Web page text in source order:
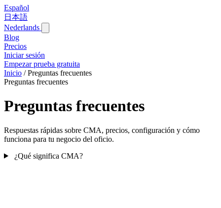
Español
日本語
Nederlands
Blog‎
Precios
Iniciar sesión
Empezar prueba gratuita
Inicio / Preguntas frecuentes
Preguntas frecuentes
Preguntas frecuentes
Respuestas rápidas sobre CMA, precios, configuración y cómo
funciona para tu negocio del oficio.
¿Qué significa CMA?